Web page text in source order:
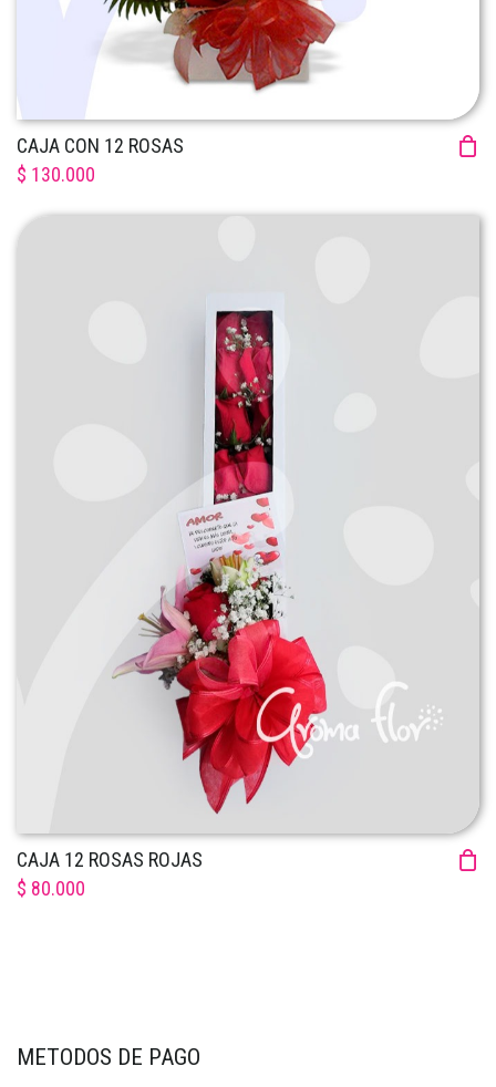
CAJA CON 12 ROSAS
$ 130.000
CAJA 12 ROSAS ROJAS
$ 80.000
METODOS DE PAGO